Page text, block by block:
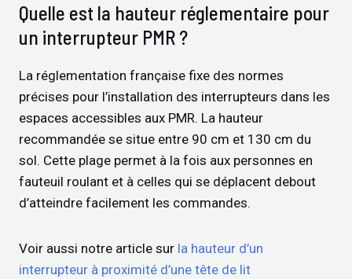
Quelle est la hauteur réglementaire pour
un interrupteur PMR ?
La réglementation française fixe des normes
précises pour l’installation des interrupteurs dans les
espaces accessibles aux PMR. La hauteur
recommandée se situe entre 90 cm et 130 cm du
sol. Cette plage permet à la fois aux personnes en
fauteuil roulant et à celles qui se déplacent debout
d’atteindre facilement les commandes.
Voir aussi notre article sur la hauteur d’un
interrupteur à proximité d’une tête de lit